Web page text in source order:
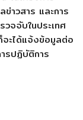
าวสาร และการ
วจจับในประเทศ
จะได้แจ้งข้อมูลต่อ
รปฏิบัติการ